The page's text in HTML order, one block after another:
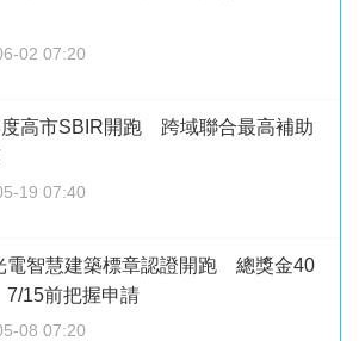
02 07:20
高市SBIR開跑 跨域聯合最高補助
19 07:40
電智慧建築標章認證開跑 總獎金40
15前把握申請
08 07:20